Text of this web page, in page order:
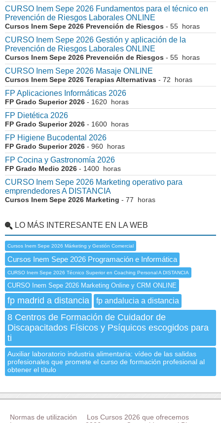
CURSO Inem Sepe 2026 Fundamentos para el técnico en
Prevención de Riesgos Laborales ONLINE
Cursos Inem Sepe 2026 Prevención de Riesgos - 55 horas
CURSO Inem Sepe 2026 Gestión y aplicación de la
Prevención de Riesgos Laborales ONLINE
Cursos Inem Sepe 2026 Prevención de Riesgos - 55 horas
CURSO Inem Sepe 2026 Masaje ONLINE
Cursos Inem Sepe 2026 Terapias Alternativas - 72 horas
FP Aplicaciones Informáticas 2026
FP Grado Superior 2026 - 1620 horas
FP Dietética 2026
FP Grado Superior 2026 - 1600 horas
FP Higiene Bucodental 2026
FP Grado Superior 2026 - 960 horas
FP Cocina y Gastronomía 2026
FP Grado Medio 2026 - 1400 horas
CURSO Inem Sepe 2026 Marketing operativo para
emprendedores A DISTANCIA
Cursos Inem Sepe 2026 Marketing - 77 horas
LO MÁS INTERESANTE EN LA WEB
Cursos Inem Sepe 2026 Márketing y Gestión Comercial
Cursos Inem Sepe 2026 Programación e Informática
CURSO Inem Sepe 2026 Técnico Superior en Coaching Personal A DISTANCIA
CURSO Inem Sepe 2026 Marketing Online y CRM ONLINE
fp madrid a distancia fp andalucia a distancia
8 Centros de Formación de Cuidador de
Discapacitados Físicos y Psíquicos escogidos para
ti
Auxiliar laboratorio industria alimentaria: vídeo de las salidas
profesionales que promete el curso de formación profesional al
obtener el título
Normas de utilización
Los Cursos 2026 que ofrecemos